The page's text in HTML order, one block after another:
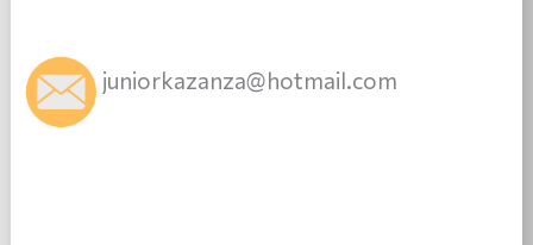
juniorkazanza@hotmail.com